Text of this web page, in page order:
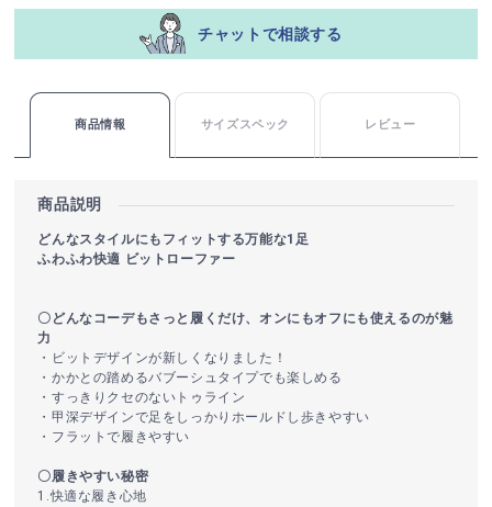
チャットで相談する
商品情報 サイズスペック レビュー
商品説明
どんなスタイルにもフィットする万能な1足
ふわふわ快適 ビットローファー
〇どんなコーデもさっと履くだけ、オンにもオフにも使えるのが魅
力
・ビットデザインが新しくなりました！
・かかとの踏めるバブーシュタイプでも楽しめる
・すっきりクセのないトゥライン
・甲深デザインで足をしっかりホールドし歩きやすい
・フラットで履きやすい
〇履きやすい秘密
1.快適な履き心地